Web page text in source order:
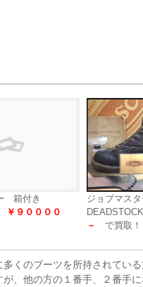
箱付き
￥９００００
ジョブマス
－
で買取！
くのブーツを所持されてい
、他の方の１番手、２番手